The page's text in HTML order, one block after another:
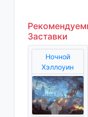
Заставки
Ночной
Хэллоуин